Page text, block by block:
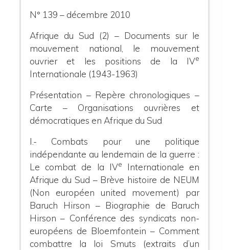
N° 139 – décembre 2010
Afrique du Sud (2) – Documents sur le
mouvement national, le mouvement
ouvrier et les positions de la IVe
Internationale (1943-1963)
Présentation – Repère chronologiques –
Carte – Organisations ouvrières et
démocratiques en Afrique du Sud
I.- Combats pour une politique
indépendante au lendemain de la guerre :
Le combat de la IVe
Internationale en
Afrique du Sud – Brève histoire de NEUM
(Non européen united movement) par
Baruch Hirson – Biographie de Baruch
Hirson – Conférence des syndicats non-
européens de Bloemfontein – Comment
combattre la loi Smuts (extraits d’un